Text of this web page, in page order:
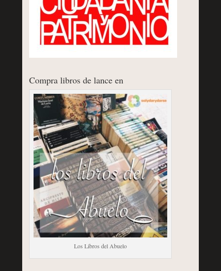
Compra libros de lance en
Los Libros del Abuelo